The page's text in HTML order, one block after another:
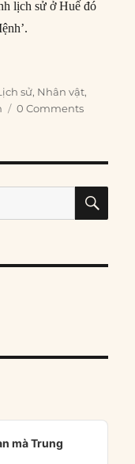
lịch sử ở Huế đó
Minh Mệnh”
sử, Nhân vật,
0 Comments
mà Trung